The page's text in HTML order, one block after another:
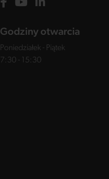
Godziny otwarcia
Poniedziałek - Piątek
7:30 - 15:30